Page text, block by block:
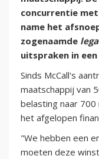
concurrentie
name het
zogenaamde
uitspraken in
Sinds McCall's
maatschappij van
belasting naar
het afgelopen
"We hebben een
moeten deze